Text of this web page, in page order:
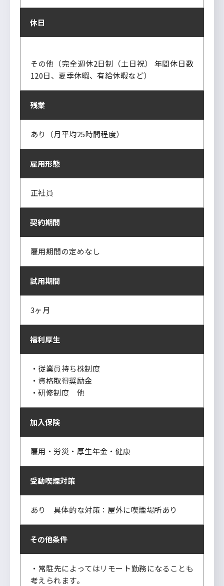
休日
その他（完全週休2日制（土日祝） 年間休日数
120日、夏季休暇、有給休暇など）
残業
あり（月平均25時間程度）
雇用形態
正社員
契約期間
雇用期間の定めなし
試用期間
3ヶ月
福利厚生
・従業員持ち株制度
・資格取得奨励金
・研修制度 他
加入保険
雇用・労災・厚生年金・健康
受動喫煙対策
あり 具体的な対策：屋外に喫煙場所あり
その他条件
・常駐先によってはリモート勤務になることも
考えられます。